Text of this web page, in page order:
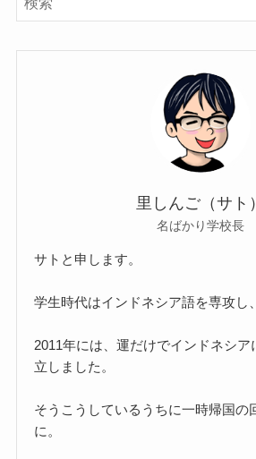
里しんご（サト）
名ばかり学校長
サトと申します。
学生時代はインドネシア語を専攻し
2011年には、運だけでインドネシア
立しました。
そうこうしているうちに一時帰国の
に。